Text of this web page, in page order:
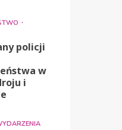
policji
w
i